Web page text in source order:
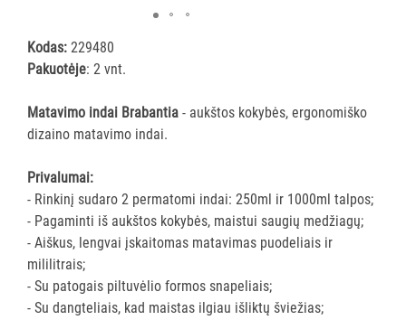
ĮRANGA
PRIEMONĖS
SUGERIANTYS
KILIMĖLIAI
ASMENS
HIGIENOS
PRIEMONĖS
Kodas: 229480
Pakuotėje: 2 vnt.
Matavimo indai Brabantia - aukštos kokybės, ergonomiško
dizaino matavimo indai.
Privalumai:
- Rinkinį sudaro 2 permatomi indai: 250ml ir 1000ml talpos;
- Pagaminti iš aukštos kokybės, maistui saugių medžiagų;
- Aiškus, lengvai įskaitomas matavimas puodeliais ir
mililitrais;
- Su patogais piltuvėlio formos snapeliais;
- Su dangteliais, kad maistas ilgiau išliktų šviežias;